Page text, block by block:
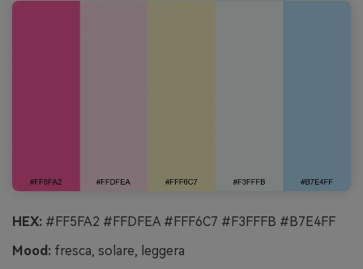
HEX: #FF5FA2 #FFDFEA #FFF6C7 #F3FFFB #B7E4FF
Mood: fresca, solare, leggera